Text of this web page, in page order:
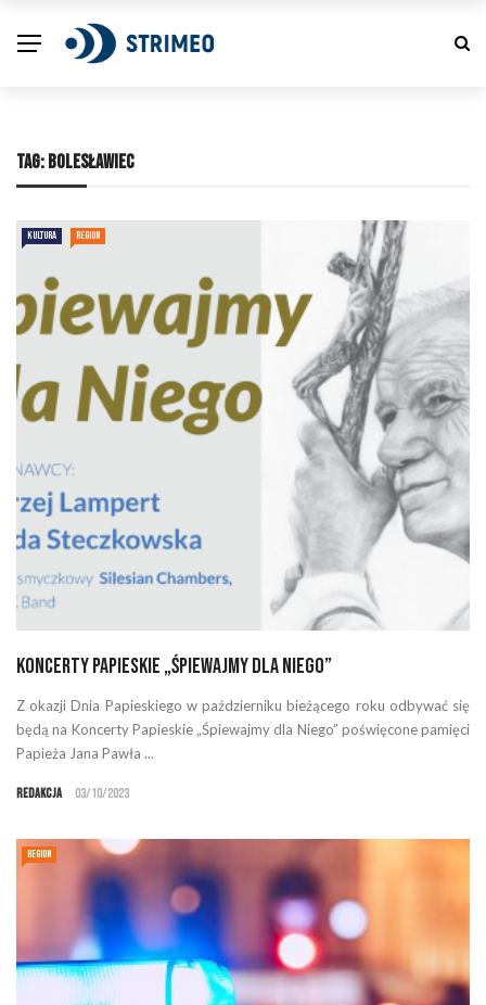
TAG: BOLESŁAWIEC
KULTURA REGION
Koncerty Papieskie „Śpiewajmy dla Niego”
Z okazji Dnia Papieskiego w październiku bieżącego roku odbywać się
będą na Koncerty Papieskie „Śpiewajmy dla Niego” poświęcone pamięci
Papieża Jana Pawła ...
Redakcja 03/10/2023
REGION